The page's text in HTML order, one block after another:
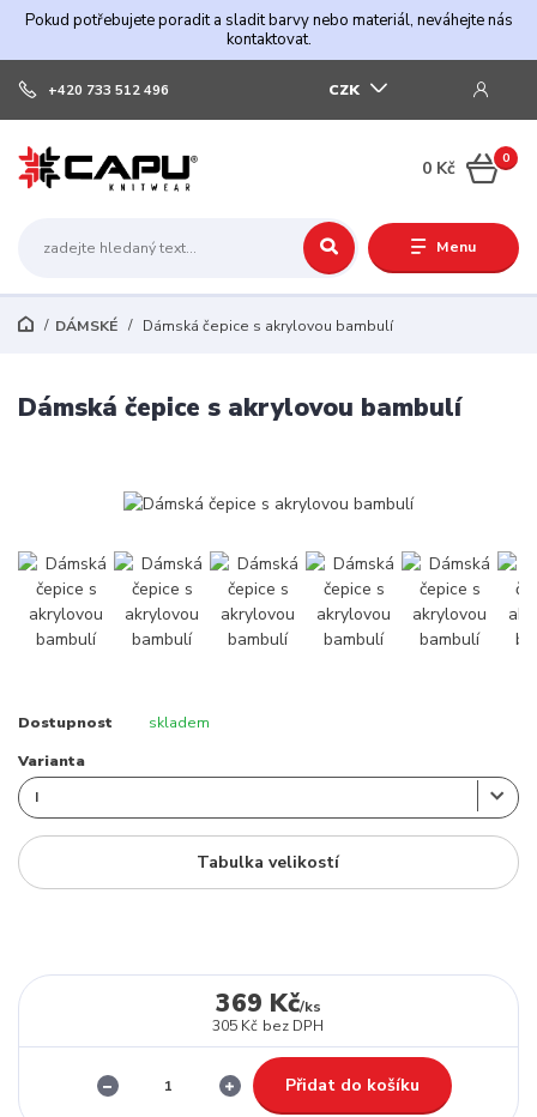
Pokud potřebujete poradit a sladit barvy nebo materiál, neváhejte nás
kontaktovat.
Menu
CZK
+420 733 512 496
0
0 Kč
DÁMSKÉ Dámská čepice s akrylovou bambulí
Dámská čepice s akrylovou bambulí
Dostupnost skladem
Varianta
Tabulka velikostí
369 Kč/ks
305 Kč bez DPH
Přidat do košíku